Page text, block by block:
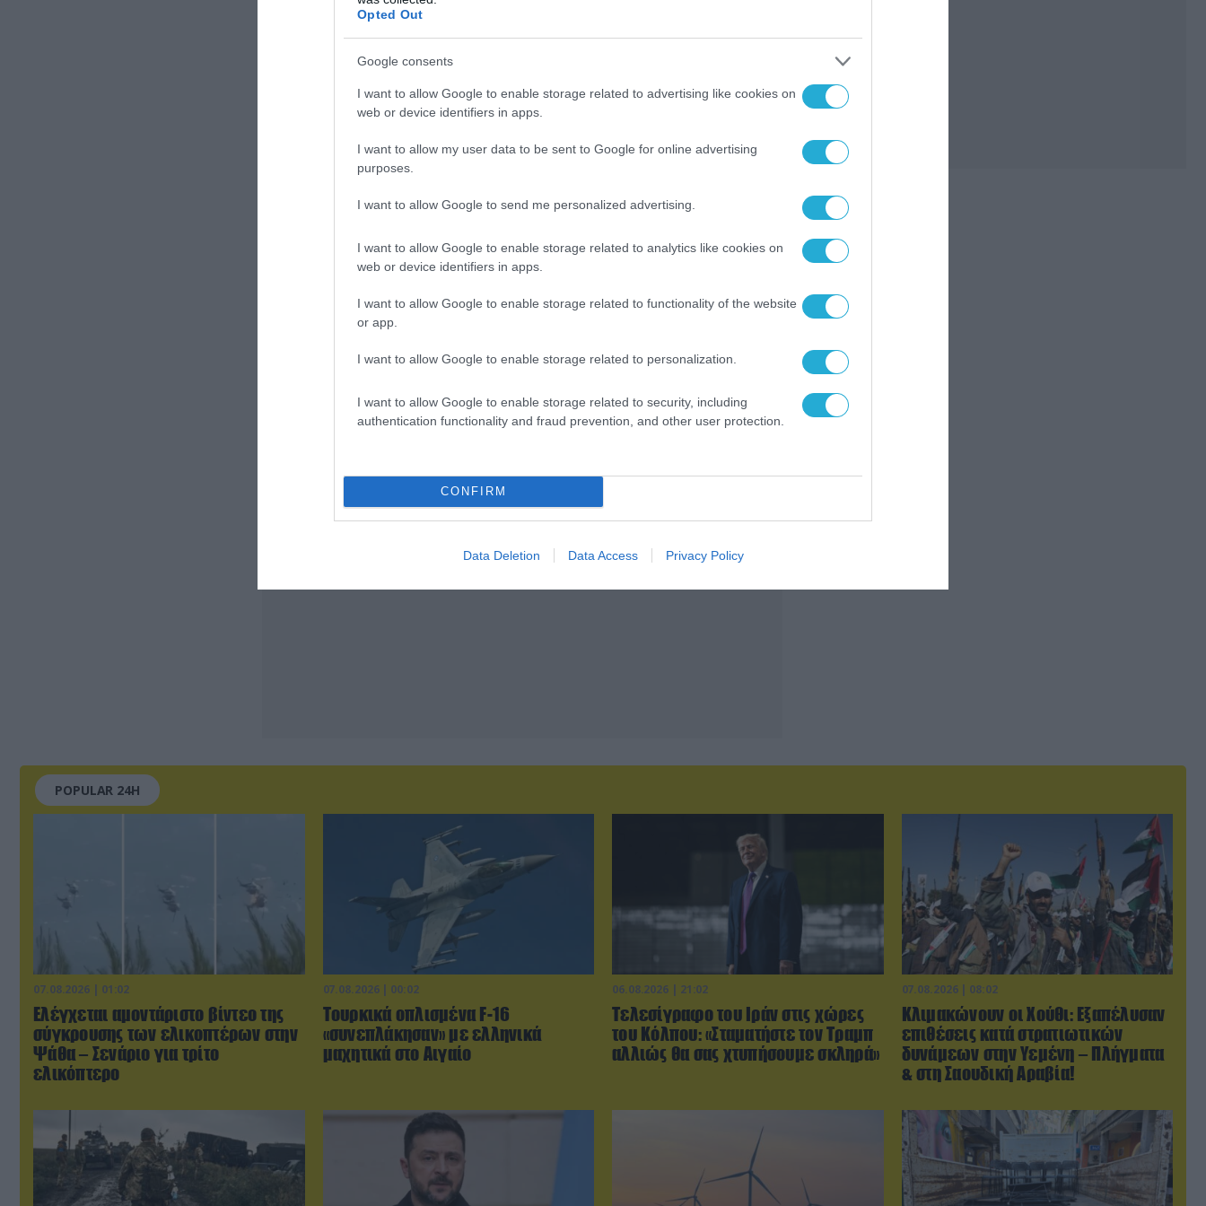
Opted Out
Google consents
I want to allow Google to enable storage related to advertising like cookies on
web or device identifiers in apps.
I want to allow my user data to be sent to Google for online advertising
purposes.
I want to allow Google to send me personalized advertising.
I want to allow Google to enable storage related to analytics like cookies on
web or device identifiers in apps.
I want to allow Google to enable storage related to functionality of the website
or app.
I want to allow Google to enable storage related to personalization.
I want to allow Google to enable storage related to security, including
authentication functionality and fraud prevention, and other user protection.
CONFIRM
Data Deletion Data Access Privacy Policy
POPULAR 24H
07.08.2026 | 01:02
Ελέγχεται αμοντάριστο βίντεο της
σύγκρουσης των ελικοπτέρων στην
Ψάθα – Σενάριο για τρίτο
ελικόπτερο
07.08.2026 | 00:02
Τουρκικά οπλισμένα F-16
«συνεπλάκησαν» με ελληνικά
μαχητικά στο Αιγαίο
06.08.2026 | 21:02
Τελεσίγραφο του Ιράν στις χώρες
του Κόλπου: «Σταματήστε τον Τραμπ
αλλιώς θα σας χτυπήσουμε σκληρά»
07.08.2026 | 08:02
Κλιμακώνουν οι Χούθι: Eξαπέλυσαν
επιθέσεις κατά στρατιωτικών
δυνάμεων στην Υεμένη – Πλήγματα
& στη Σαουδική Αραβία!